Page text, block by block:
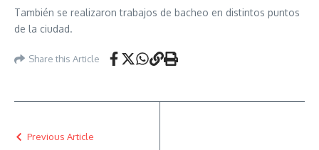
También se realizaron trabajos de bacheo en distintos puntos
de la ciudad.
Share this Article
Previous Article